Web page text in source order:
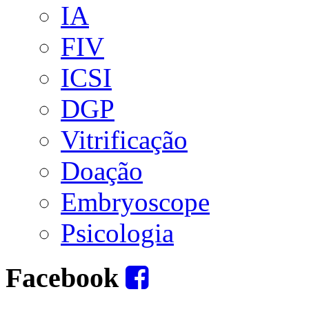
IA
FIV
ICSI
DGP
Vitrificação
Doação
Embryoscope
Psicologia
Facebook